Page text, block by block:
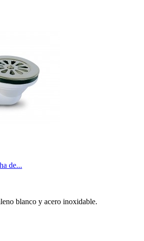
de...
blanco y acero inoxidable.